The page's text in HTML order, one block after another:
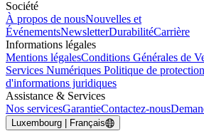
Société
À propos de nousNouvelles et
ÉvénementsNewsletterDurabilitéCarrière
Informations légales
Mentions légalesConditions Générales de
Services Numériques Politique de
d'informations juridiques
Assistance & Services
Nos servicesGarantieContactez-nous
Luxembourg | Français